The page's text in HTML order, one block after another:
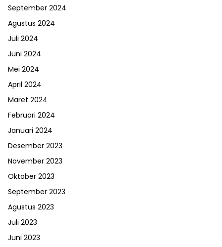
September 2024
Agustus 2024
Juli 2024
Juni 2024
Mei 2024
April 2024
Maret 2024
Februari 2024
Januari 2024
Desember 2023
November 2023
Oktober 2023
September 2023
Agustus 2023
Juli 2023
Juni 2023